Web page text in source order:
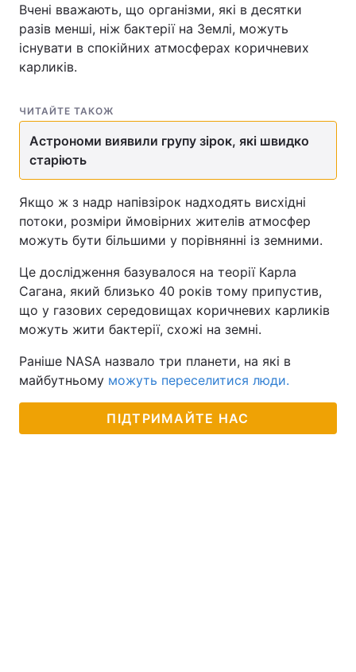
Вчені вважають, що організми, які в десятки
разів менші, ніж бактерії на Землі, можуть
існувати в спокійних атмосферах коричневих
карликів.
ЧИТАЙТЕ ТАКОЖ
Астрономи виявили групу зірок, які швидко
старіють
Якщо ж з надр напівзірок надходять висхідні
потоки, розміри ймовірних жителів атмосфер
можуть бути більшими у порівнянні із земними.
Це дослідження базувалося на теорії Карла
Сагана, який близько 40 років тому припустив,
що у газових середовищах коричневих карликів
можуть жити бактерії, схожі на земні.
Раніше NASA назвало три планети, на які в
майбутньому можуть переселитися люди.
ПІДТРИМАЙТЕ НАС